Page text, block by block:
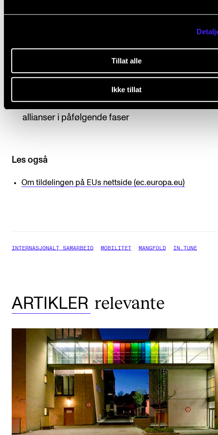
Tillat alle
Ikke tillat
17 allianser ble valgt ut for å implementere og
konseptet med europeiske universiteter. Etter
suksessen med pilotfasen har det blitt lansert
utlysninger for å utvide initiativet og støtte flere
allianser i påfølgende faser
Les også
Om tildelingen på EUs nettside (ec.europa.eu)
INTERNASJONALT SAMARBEID MOBILITET MANGFOLD IN.TUNE
ARTIKLER relevante